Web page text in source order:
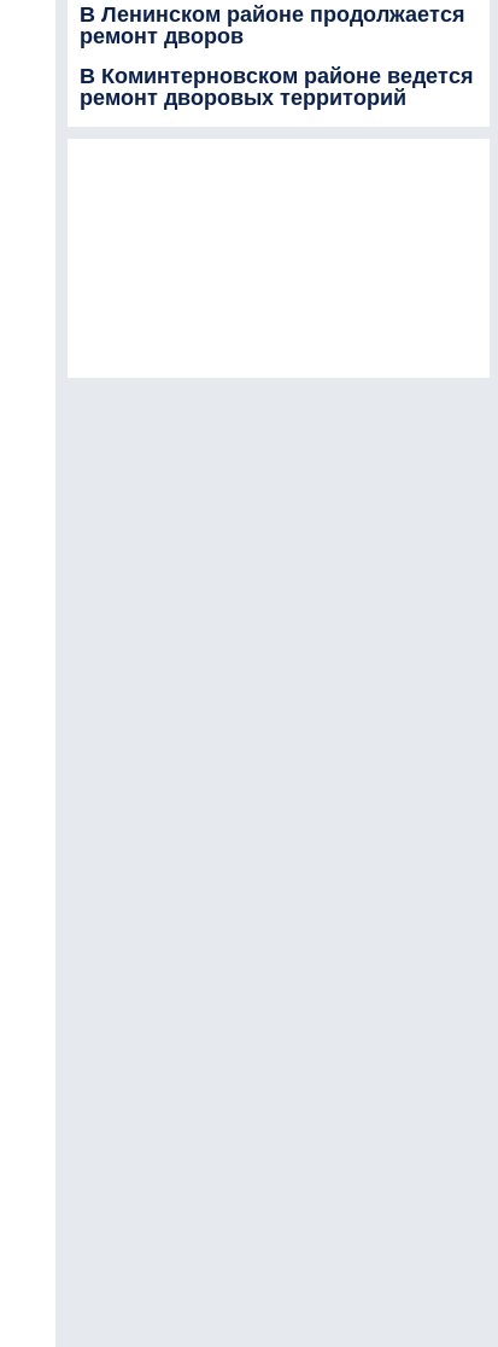
В Ленинском районе продолжается
ремонт дворов
В Коминтерновском районе ведется
ремонт дворовых территорий